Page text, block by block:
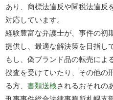
あり、商標法違反や関税法違反
対応しています。
経験豊富な弁護士が、事件の初
提供し、最適な解決策を目指し
もし、偽ブランド品の転売によ
捜査を受けていたり、その他の
る方、書類送検されるおそれの